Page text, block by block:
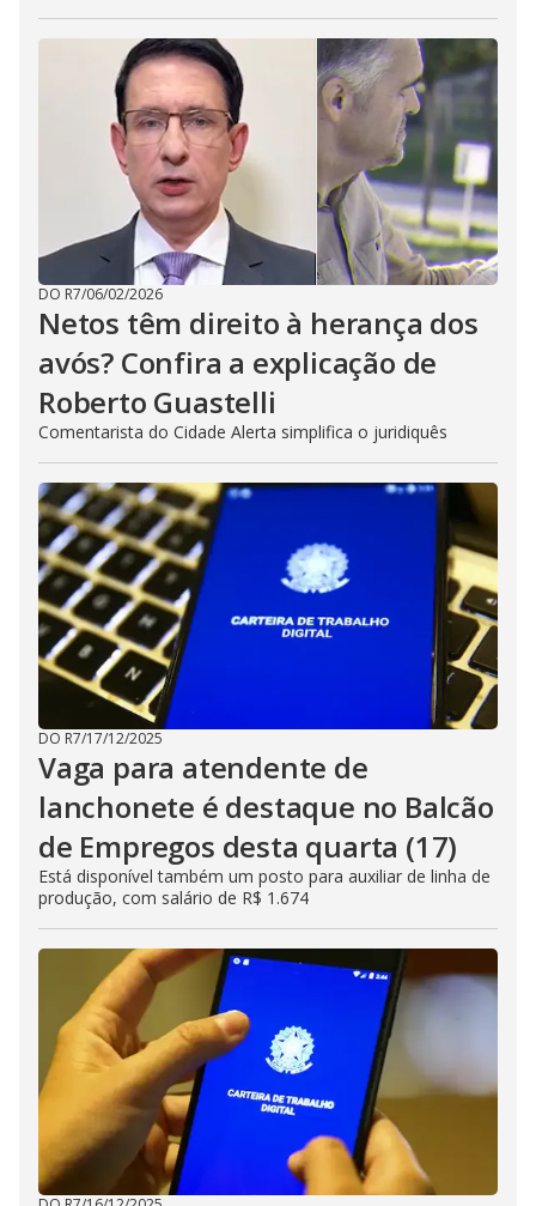
DO R7/06/02/2026
Netos têm direito à herança dos
avós? Confira a explicação de
Roberto Guastelli
Comentarista do Cidade Alerta simplifica o juridiquês
DO R7/17/12/2025
Vaga para atendente de
lanchonete é destaque no Balcão
de Empregos desta quarta (17)
Está disponível também um posto para auxiliar de linha de
produção, com salário de R$ 1.674